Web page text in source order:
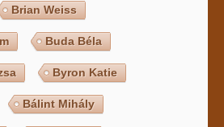
Brian Weiss
Buda Béla
Byron Katie
Bálint Mihály